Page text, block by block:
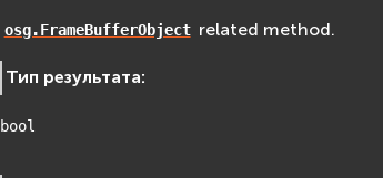
osg.FrameBufferObject related method.
Тип результата:
bool